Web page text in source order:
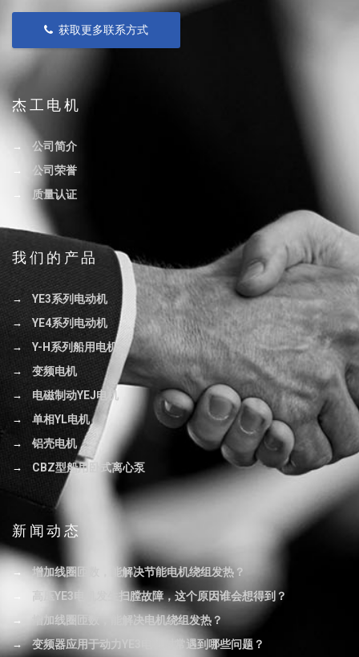
获取更多联系方式
杰工电机
公司简介
公司荣誉
质量认证
我们的产品
YE3系列电动机
YE4系列电动机
Y-H系列船用电机
变频电机
电磁制动YEJ电机
单相YL电机
铝壳电机
CBZ型船用卧式离心泵
新闻动态
增加线圈匝数，能解决节能电机绕组发热？
高压YE3电机发生扫膛故障，这个原因谁会想得到？
增加线圈匝数，能解决电机绕组发热？
变频器应用于动力YE3电机时常遇到哪些问题？